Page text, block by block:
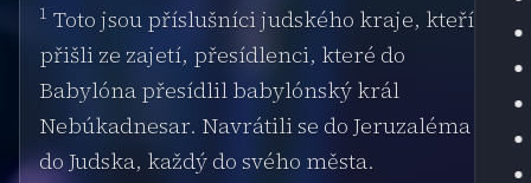
1 Toto jsou příslušníci judského kraje, kteří
přišli ze zajetí, přesídlenci, které do
Babylóna přesídlil babylónský král
Nebúkadnesar. Navrátili se do Jeruzaléma a
do Judska, každý do svého města.